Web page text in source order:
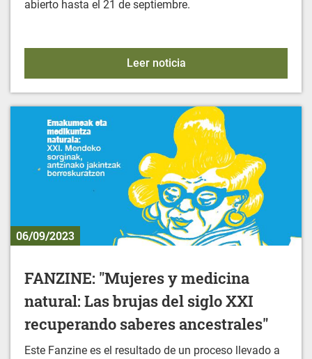
abierto hasta el 21 de septiembre.
Leer noticiaACTIVIDADES
06/09/2023
FANZINE: "Mujeres y medicina
natural: Las brujas del siglo XXI
recuperando saberes ancestrales"
Este Fanzine es el resultado de un proceso llevado a